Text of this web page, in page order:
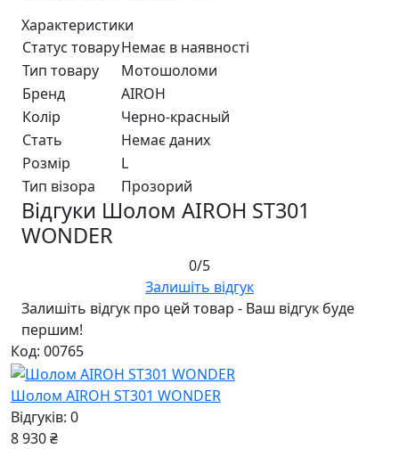
Характеристики
Статус товаруНемає в наявності
Тип товару
Мотошоломи
Бренд
AIROH
Колір
Черно-красный
Стать
Немає даних
Розмір
L
Тип візора
Прозорий
Відгуки Шолом AIROH ST301
WONDER
0/5
Залишіть відгук
Залишіть відгук про цей товар - Ваш відгук буде
першим!
Код: 00765
Шолом AIROH ST301 WONDER
Відгуків: 0
8 930 ₴